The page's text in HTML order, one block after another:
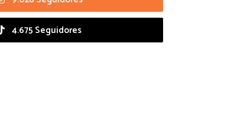
4.675 Seguidores